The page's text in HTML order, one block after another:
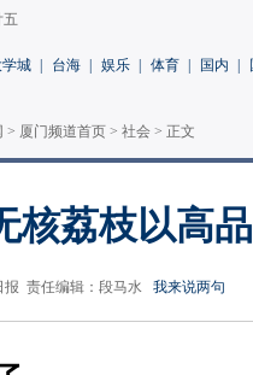
五
城 台海 娱乐 体育 国内
> 厦门频道首页 > 社会 > 正文
核荔枝以高
报 责任编辑：段马水 我来说两句